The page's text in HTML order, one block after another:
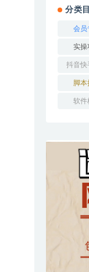
分类
会员
实操
抖音快
脚本
软件